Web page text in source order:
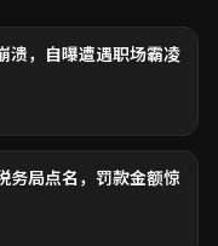
溃，自曝遭遇职场霸凌
务局点名，罚款金额惊